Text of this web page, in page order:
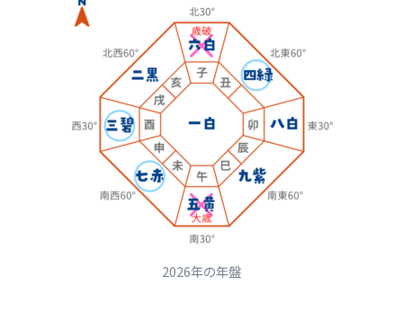
2026年の年盤